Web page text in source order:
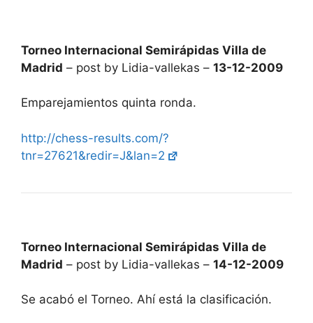
Torneo Internacional Semirápidas Villa de
Madrid – post by Lidia-vallekas – 13-12-2009
Emparejamientos quinta ronda.
http://chess-results.com/?
tnr=27621&redir=J&lan=2
Torneo Internacional Semirápidas Villa de
Madrid – post by Lidia-vallekas – 14-12-2009
Se acabó el Torneo. Ahí está la clasificación.